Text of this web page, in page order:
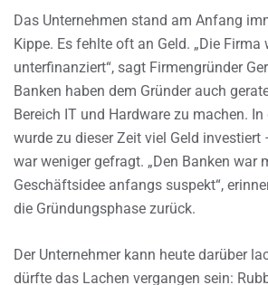
Das Unternehmen stand am Anfang
Kippe. Es fehlte oft an Geld. „Die Firma
unterfinanziert“, sagt Firmengründer
Banken haben dem Gründer auch
Bereich IT und Hardware zu machen. In
wurde zu dieser Zeit viel Geld
war weniger gefragt. „Den Banken war
Geschäftsidee anfangs suspekt“,
die Gründungsphase zurück.
Der Unternehmer kann heute darüber
dürfte das Lachen vergangen sein: